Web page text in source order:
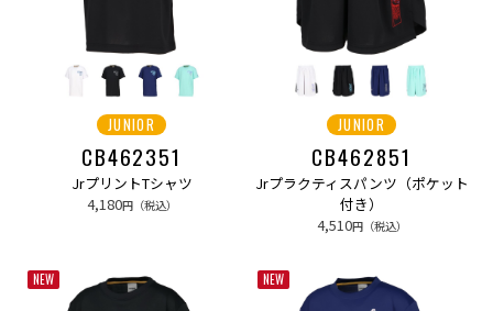
JUNIOR
CB462351
JrプリントTシャツ
4,180円（税込）
JUNIOR
CB462851
Jrプラクティスパンツ（ポケット
付き）
4,510円（税込）
NEW NEW